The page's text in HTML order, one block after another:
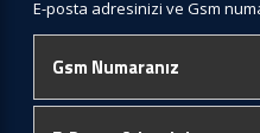
E-posta adresinizi ve Gsm